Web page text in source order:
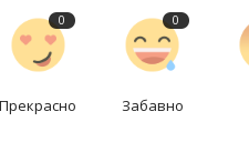
0
Прекрасно
0
Забавно
с представителем одной